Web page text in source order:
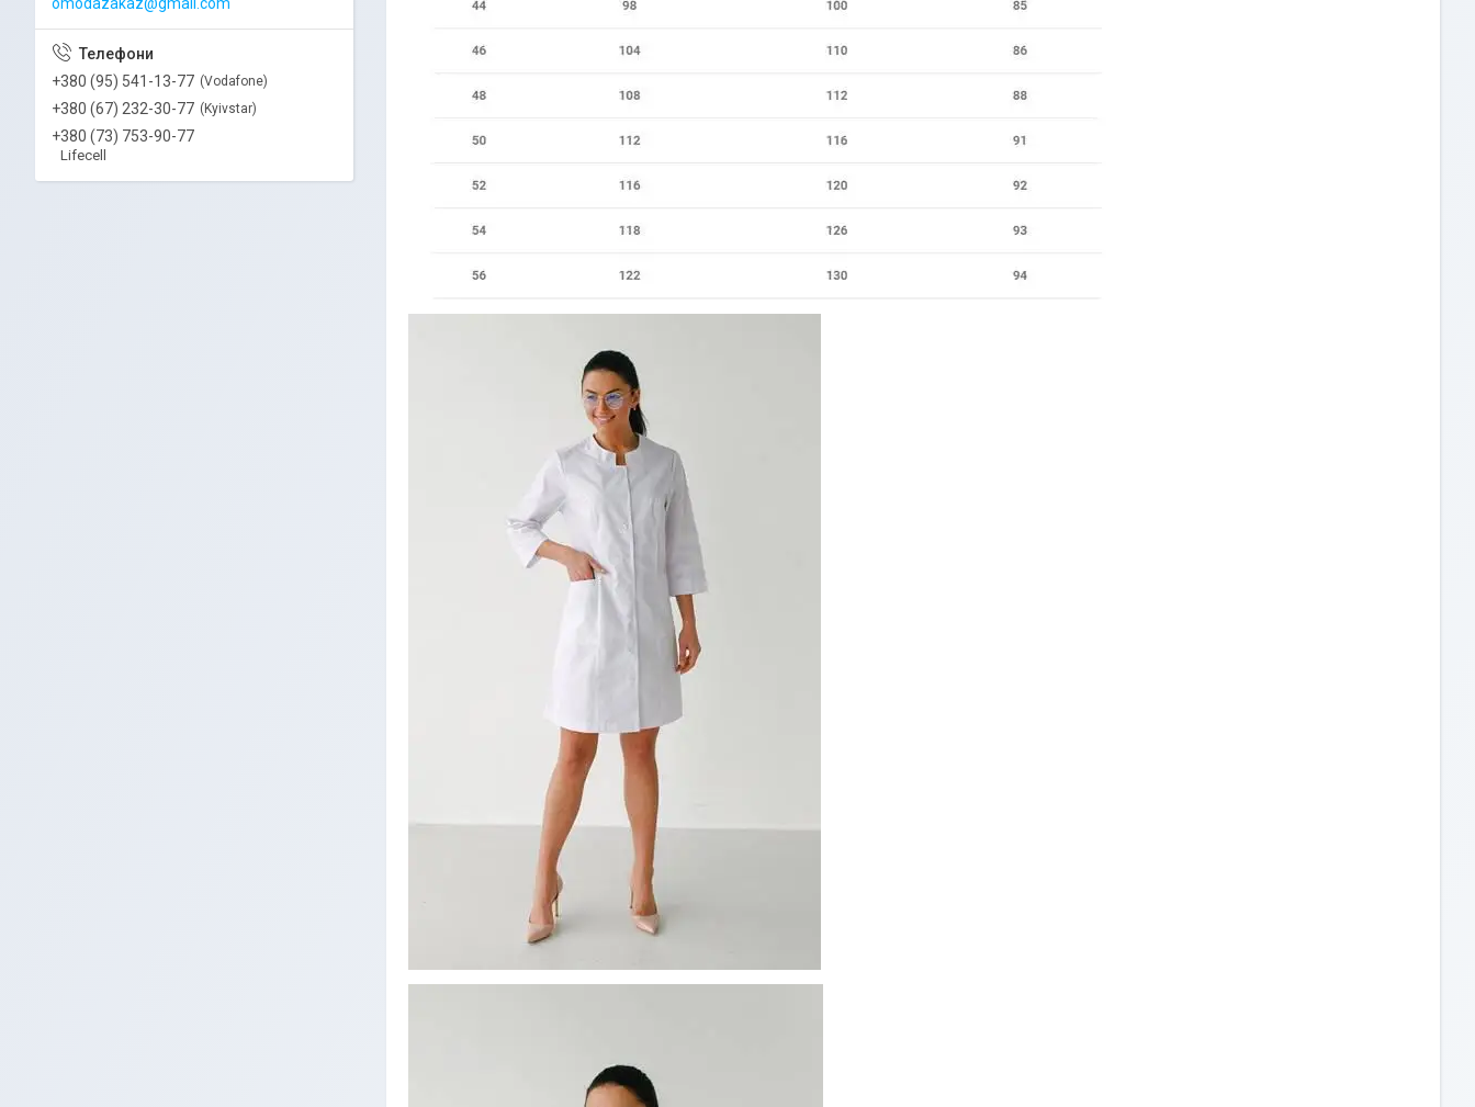
+380 (95) 541-13-77 Vodafone
+380 (67) 232-30-77 Kyivstar
+380 (73) 753-90-77
Lifecell